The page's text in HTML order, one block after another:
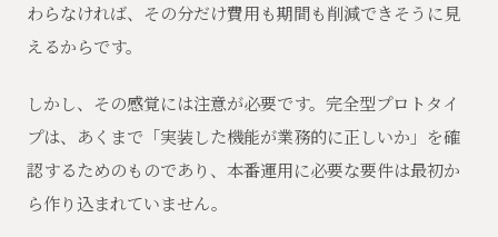
わらなければ、その分だけ費用も期間も削減できそうに見
えるからです。
しかし、その感覚には注意が必要です。完全型プロトタイ
プは、あくまで「実装した機能が業務的に正しいか」を確
認するためのものであり、本番運用に必要な要件は最初か
ら作り込まれていません。